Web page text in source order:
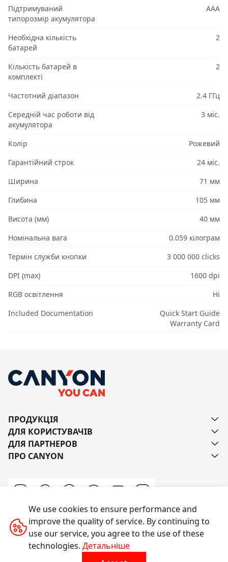
Підтримуваний
типорозмір акумулятора
AAA
Необхідна кількість
батарей
2
Кількість батарей в
комплекті
2
Частотний діапазон
2.4 ГГц
Середній час роботи від
акумулятора
3 міс.
Колір
Рожевий
Гарантійний строк
24 міс.
Ширина
71 мм
Глибина
105 мм
Висота (мм)
40 мм
Номінальна вага
0.059 кілограм
Термін служби кнопки
3 000 000 clicks
DPI (max)
1600 dpi
RGB освітлення
Ні
Included Documentation
Quick Start Guide
Warranty Card
ПРОДУКЦІЯ
ДЛЯ КОРИСТУВАЧІВ
ДЛЯ ПАРТНЕРОВ
ПРО CANYON
Напишіть нам
We use cookies to ensure performance and
improve the quality of service. By continuing to
use our service, you agree to the use of these
technologies. Детальніше